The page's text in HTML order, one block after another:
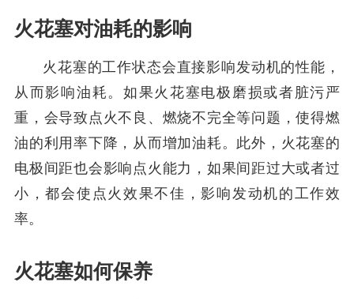
火花塞对油耗的影响
火花塞的工作状态会直接影响发动机的性能，
从而影响油耗。如果火花塞电极磨损或者脏污严
重，会导致点火不良、燃烧不完全等问题，使得燃
油的利用率下降，从而增加油耗。此外，火花塞的
电极间距也会影响点火能力，如果间距过大或者过
小，都会使点火效果不佳，影响发动机的工作效
率。
火花塞如何保养